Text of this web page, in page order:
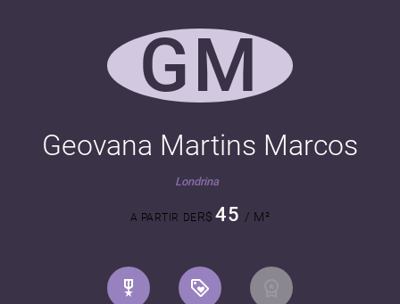
GM
Geovana Martins Marcos
Londrina
A PARTIR DER$ 45 / M²